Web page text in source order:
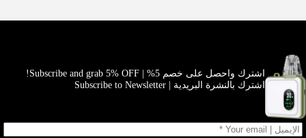
اشترك واحصل على خصم 5% | Subscribe and grab 5% OFF!
اشترك بالنشرة البريدية | Subscribe to Newsletter